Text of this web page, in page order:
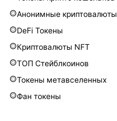
Анонимные криптовалюты
DeFi Токены
Криптовалюты NFT
ТОП Стейблкоинов
Токены метавселенных
Фан токены